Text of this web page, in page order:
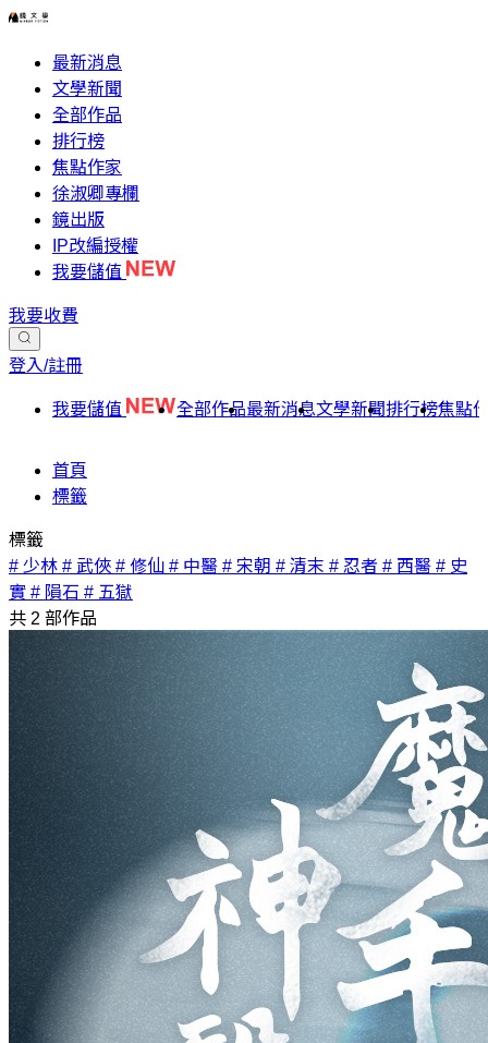
最新消息
文學新聞
全部作品
排行榜
焦點作家
徐淑卿專欄
鏡出版
IP改編授權
我要儲值
我要收費
登入/註冊
我要儲值 全部作品最新消息文學新聞排行榜焦點
首頁
標籤
標籤
# 少林 # 武俠 # 修仙 # 中醫 # 宋朝 # 清末 # 忍者 # 西醫 # 史
實 # 隕石 # 五獄
共 2 部作品